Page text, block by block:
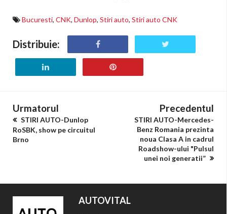
Bucuresti, CNK, Dunlop, Stiri auto, Stiri auto CNK
Distribuie:
Urmatorul
STIRI AUTO-Dunlop
RoSBK, show pe circuitul
Brno
Precedentul
STIRI AUTO-Mercedes-
Benz Romania prezinta
noua Clasa A in cadrul
Roadshow-ului "Pulsul
unei noi generatii”
AUTOVITAL